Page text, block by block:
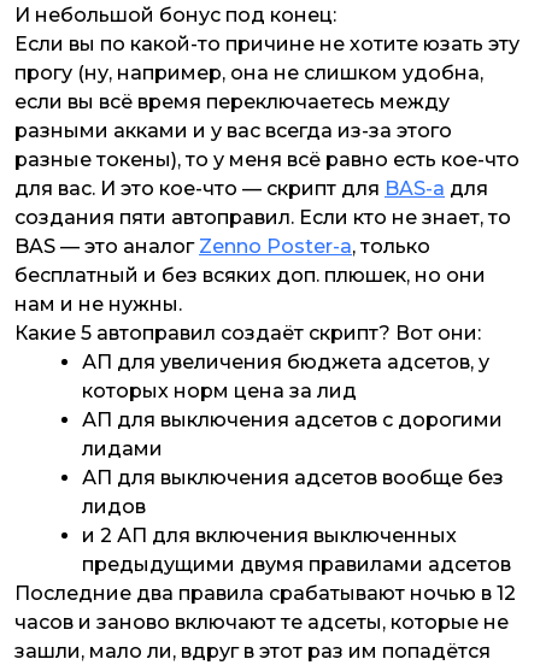
И небольшой бонус под конец:
Если вы по какой-то причине не хотите юзать эту
прогу (ну, например, она не слишком удобна,
если вы всё время переключаетесь между
разными акками и у вас всегда из-за этого
разные токены), то у меня всё равно есть кое-что
для вас. И это кое-что — скрипт для BAS-а для
создания пяти автоправил. Если кто не знает, то
BAS — это аналог Zenno Poster-а, только
бесплатный и без всяких доп. плюшек, но они
нам и не нужны.
Какие 5 автоправил создаёт скрипт? Вот они:
АП для увеличения бюджета адсетов, у
которых норм цена за лид
АП для выключения адсетов с дорогими
лидами
АП для выключения адсетов вообще без
лидов
и 2 АП для включения выключенных
предыдущими двумя правилами адсетов
Последние два правила срабатывают ночью в 12
часов и заново включают те адсеты, которые не
зашли, мало ли, вдруг в этот раз им попадётся